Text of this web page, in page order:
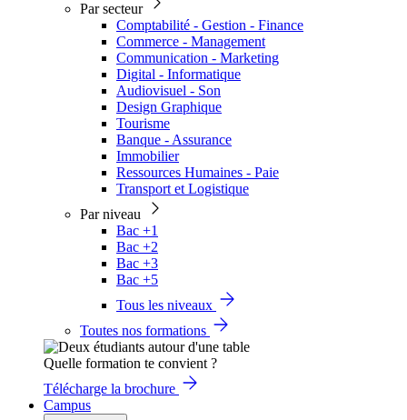
Par secteur
Comptabilité - Gestion - Finance
Commerce - Management
Communication - Marketing
Digital - Informatique
Audiovisuel - Son
Design Graphique
Tourisme
Banque - Assurance
Immobilier
Ressources Humaines - Paie
Transport et Logistique
Par niveau
Bac +1
Bac +2
Bac +3
Bac +5
Tous les niveaux
Toutes nos formations
Quelle formation te convient ?
Télécharge la brochure
Campus